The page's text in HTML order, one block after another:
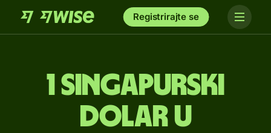
Registrirajte se
1 singapurski
dolar u